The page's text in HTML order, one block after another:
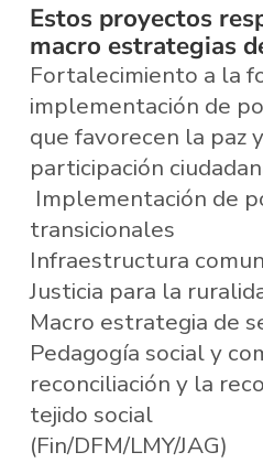
Estos proyectos
macro estrategias
Fortalecimiento a la
implementación de
que favorecen la paz
participación
Implementación de
transicionales
Infraestructura
Justicia para la
Macro estrategia de
Pedagogía social y
reconciliación y la
tejido social
(Fin/DFM/LMY/JAG)